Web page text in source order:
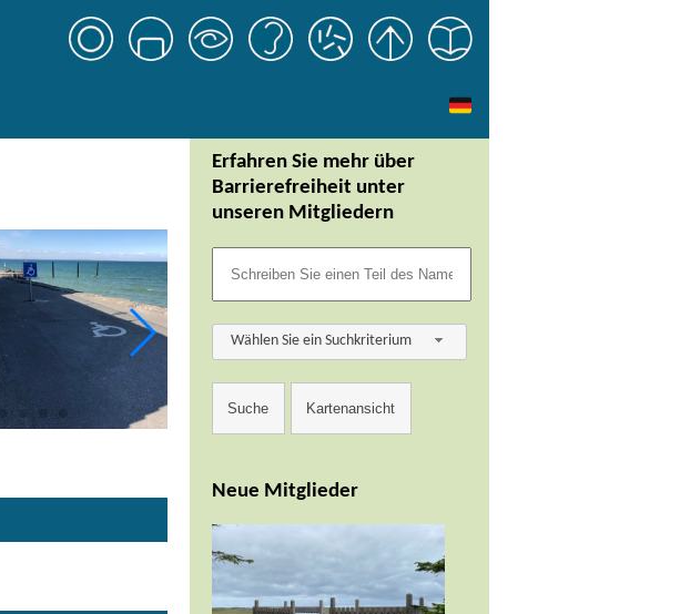
Erfahren Sie mehr über
Barrierefreiheit unter
unseren Mitgliedern
Wählen Sie ein Suchkriterium
Neue Mitglieder